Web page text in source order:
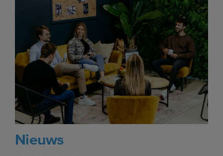
Nieuws